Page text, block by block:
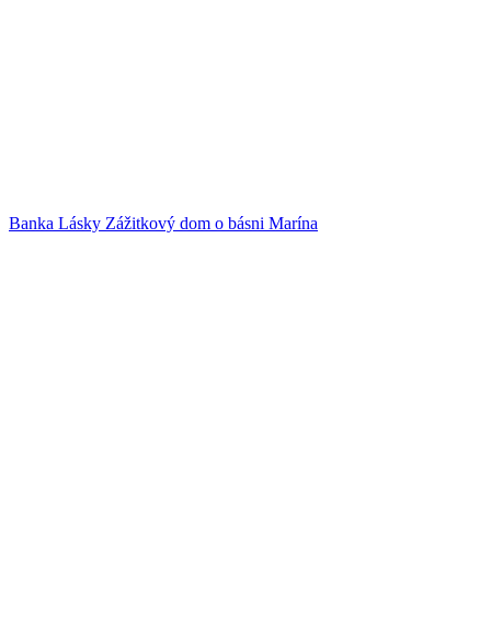
Banka Lásky Zážitkový dom o básni Marína